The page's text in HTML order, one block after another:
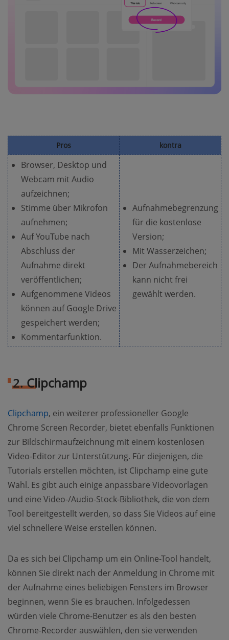
Pros kontra
Browser, Desktop und
Webcam mit Audio
aufzeichnen;
Stimme über Mikrofon
aufnehmen;
Auf YouTube nach
Abschluss der
Aufnahme direkt
veröffentlichen;
Aufgenommene Videos
können auf Google Drive
gespeichert werden;
Kommentarfunktion.
Aufnahmebegrenzung
für die kostenlose
Version;
Mit Wasserzeichen;
Der Aufnahmebereich
kann nicht frei
gewählt werden.
2.Clipchamp
Clipchamp, ein weiterer professioneller Google
Chrome Screen Recorder, bietet ebenfalls Funktionen
zur Bildschirmaufzeichnung mit einem kostenlosen
Video-Editor zur Unterstützung. Für diejenigen, die
Tutorials erstellen möchten, ist Clipchamp eine gute
Wahl. Es gibt auch einige anpassbare Videovorlagen
und eine Video-/Audio-Stock-Bibliothek, die von dem
Tool bereitgestellt werden, so dass Sie Videos auf eine
viel schnellere Weise erstellen können.
Da es sich bei Clipchamp um ein Online-Tool handelt,
können Sie direkt nach der Anmeldung in Chrome mit
der Aufnahme eines beliebigen Fensters im Browser
beginnen, wenn Sie es brauchen. Infolgedessen
würden viele Chrome-Benutzer es als den besten
Chrome-Recorder auswählen, den sie verwenden